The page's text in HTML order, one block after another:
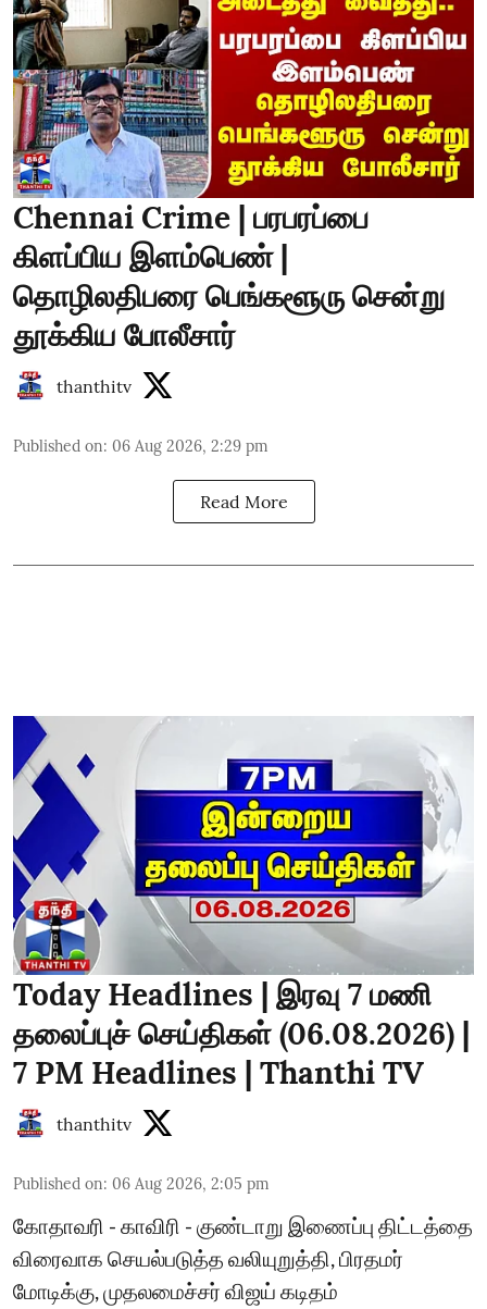
Chennai Crime | பரபரப்பை
கிளப்பிய இளம்பெண் |
தொழிலதிபரை பெங்களூரு சென்று
தூக்கிய போலீசார்
thanthitv
Published on: 06 Aug 2026, 2:29 pm
Read More
Today Headlines | இரவு 7 மணி
தலைப்புச் செய்திகள் (06.08.2026) |
7 PM Headlines | Thanthi TV
thanthitv
Published on: 06 Aug 2026, 2:05 pm
கோதாவரி - காவிரி - குண்டாறு இணைப்பு திட்டத்தை
விரைவாக செயல்படுத்த வலியுறுத்தி, பிரதமர்
மோடிக்கு, முதலமைச்சர் விஜய் கடிதம்